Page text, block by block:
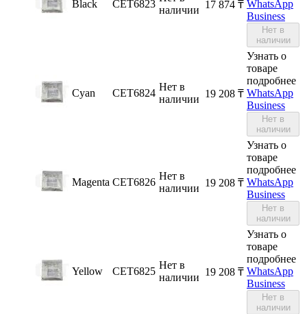
Black CET6823
наличии 17 874 ₸ WhatsApp
Business
Нет в
наличии
Cyan CET6824
Нет в
наличии 19 208 ₸
Узнать о
товаре
подробнее
WhatsApp
Business
Нет в
наличии
Magenta CET6826
Нет в
наличии 19 208 ₸
Узнать о
товаре
подробнее
WhatsApp
Business
Нет в
наличии
Yellow CET6825
Нет в
наличии 19 208 ₸
Узнать о
товаре
подробнее
WhatsApp
Business
Нет в
наличии